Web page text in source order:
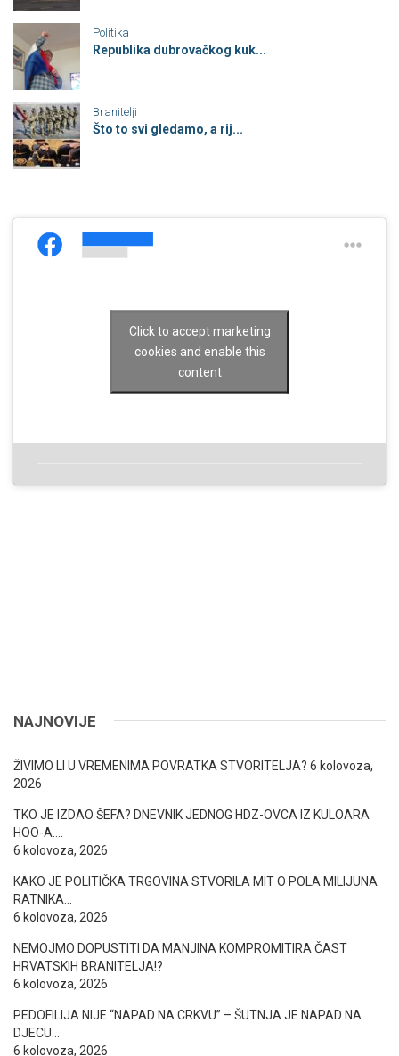
Politika
Republika dubrovačkog kuk...
Branitelji
Što to svi gledamo, a rij...
Click to accept marketing
cookies and enable this
content
NAJNOVIJE
ŽIVIMO LI U VREMENIMA POVRATKA STVORITELJA? 6 kolovoza,
2026
TKO JE IZDAO ŠEFA? DNEVNIK JEDNOG HDZ-OVCA IZ KULOARA
HOO-A….
6 kolovoza, 2026
KAKO JE POLITIČKA TRGOVINA STVORILA MIT O POLA MILIJUNA
RATNIKA…
6 kolovoza, 2026
NEMOJMO DOPUSTITI DA MANJINA KOMPROMITIRA ČAST
HRVATSKIH BRANITELJA!?
6 kolovoza, 2026
PEDOFILIJA NIJE “NAPAD NA CRKVU” – ŠUTNJA JE NAPAD NA
DJECU…
6 kolovoza, 2026